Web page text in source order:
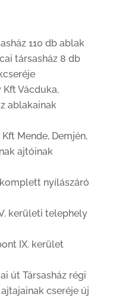
110 db ablak
társasház 8 db
Kft Vácduka,
ablakainak
Mende, Demjén,
ajtóinak
nyílászáró
kerületi telephely
IX. kerület
út Társasház régi
cseréje új